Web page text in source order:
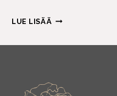
LUE LISÄÄ KUN
TUNTUU
JA